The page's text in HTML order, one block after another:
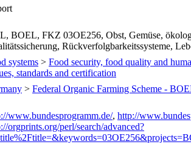
BOEL, FKZ 03OE256, Obst, Gemüse,
Rückverfolgbarkeitssysteme,
systems > Food security, food quality and
standards and certification
> Federal Organic Farming Scheme -
www.bundesprogramm.de/, http://
orgprints.org/perl/search/advanced?